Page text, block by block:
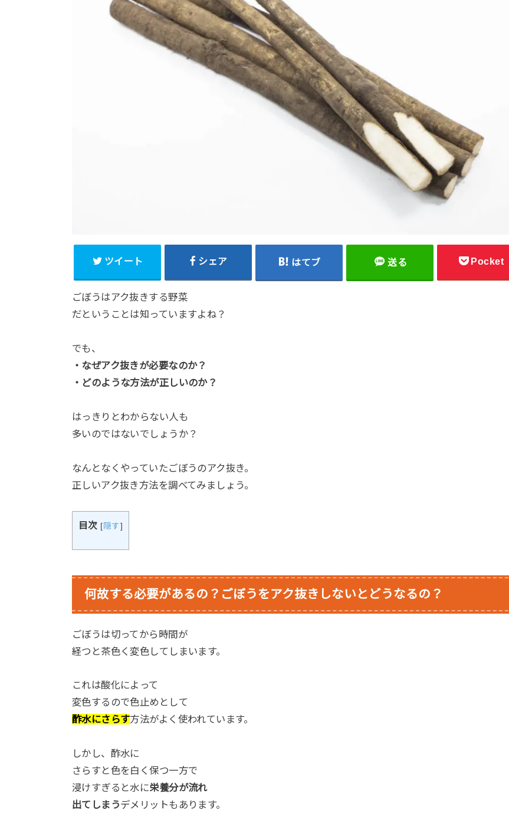
ツイート シェア はてブ 送る Pocket
ごぼうはアク抜きする野菜
だということは知っていますよね？
でも、
・なぜアク抜きが必要なのか？
・どのような方法が正しいのか？
はっきりとわからない人も
多いのではないでしょうか？
なんとなくやっていたごぼうのアク抜き。
正しいアク抜き方法を調べてみましょう。
目次 [隠す]
何故する必要があるの？ ごぼうをアク抜きしないとどうなるの？
ごぼうは切ってから時間が
経つと茶色く変色してしまいます。
これは酸化によって
変色するので色止めとして
酢水にさらす方法がよく使われています。
しかし、酢水に
さらすと色を白く保つ一方で
浸けすぎると水に栄養分が流れ
出てしまうデメリットもあります。